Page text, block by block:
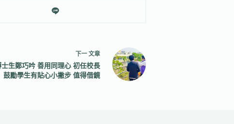
下一 文章
生鄭巧吟 善用同理心 初任校長
鼓勵學生有貼心小撇步 值得借鏡